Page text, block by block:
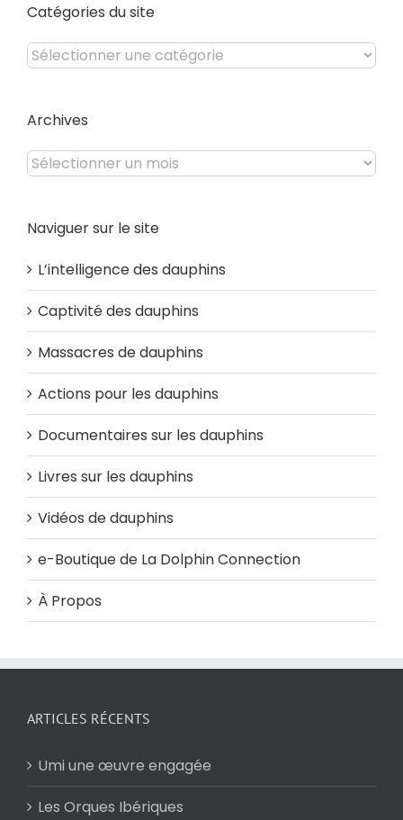
Catégories du site
Catégories
du
Archives
Archives
Naviguer sur le site
L’intelligence des dauphins
Captivité des dauphins
Massacres de dauphins
Actions pour les dauphins
Documentaires sur les dauphins
Livres sur les dauphins
Vidéos de dauphins
e-Boutique de La Dolphin Connection
À Propos
ARTICLES RÉCENTS
Umi une œuvre engagée
Les Orques Ibériques